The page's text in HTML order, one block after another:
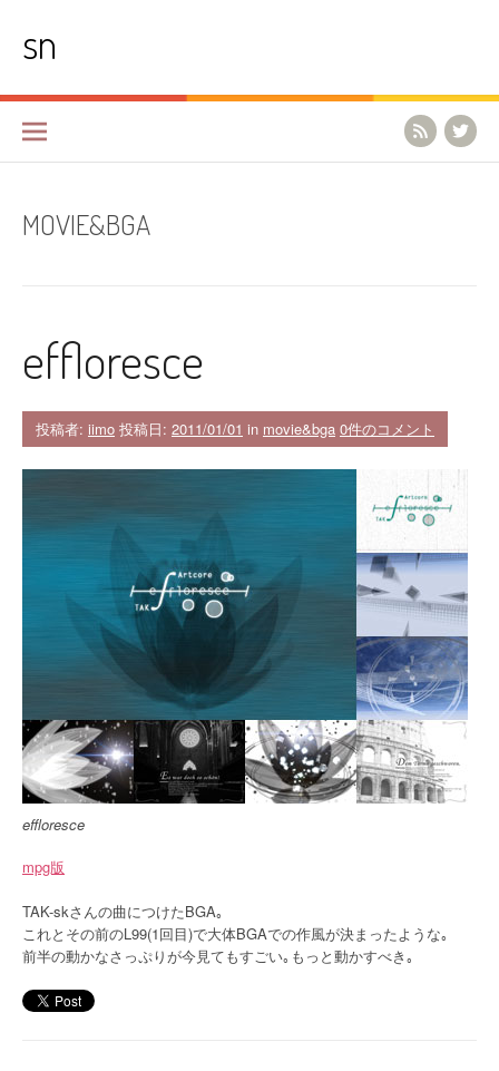
ツ
キ
sn
MOVIE&BGA
effloresce
投稿者: iimo 投稿日: 2011/01/01 in movie&bga 0件のコメント
effloresce
mpg版
TAK-skさんの曲につけたBGA｡
これとその前のL99(1回目)で大体BGAでの作風が決まったような｡
前半の動かなさっぷりが今見てもすごい｡もっと動かすべき｡